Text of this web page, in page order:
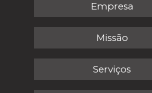
Empresa
Missão
Serviços